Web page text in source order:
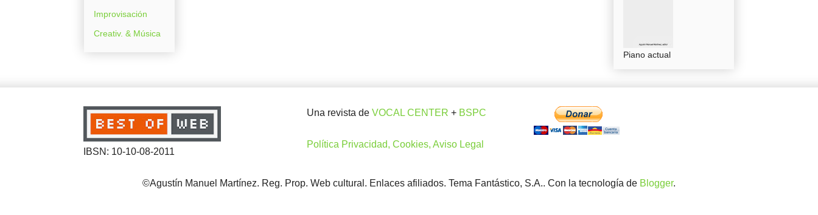
Improvisación
Creativ. & Música
Piano actual
IBSN: 10-10-08-2011
Una revista de VOCAL CENTER + BSPC
Política Privacidad, Cookies, Aviso Legal
©Agustín Manuel Martínez. Reg. Prop. Web cultural. Enlaces afiliados. Tema Fantástico, S.A.. Con la tecnología de Blogger.